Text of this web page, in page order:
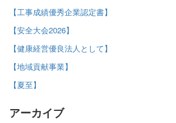
【工事成績優秀企業認定書】
【安全大会2026】
【健康経営優良法人として】
【地域貢献事業】
【夏至】
アーカイブ